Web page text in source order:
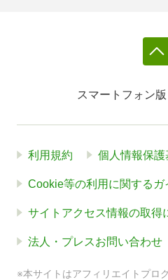
スマートフォン版
利用規約 個人情報保護
Cookie等の利用に関するガ
サイトアクセス情報の取得
法人・プレスお問い合わせ
※本サイトはアフィリエイトプロ